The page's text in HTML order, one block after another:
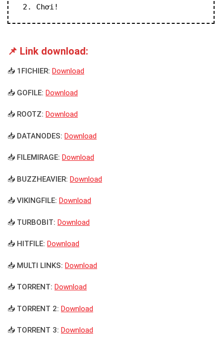
2. Chơi!
📌 Link download:
📥 1FICHIER: Download
📥 GOFILE: Download
📥 ROOTZ: Download
📥 DATANODES: Download
📥 FILEMIRAGE: Download
📥 BUZZHEAVIER: Download
📥 VIKINGFILE: Download
📥 TURBOBIT: Download
📥 HITFILE: Download
📥 MULTI LINKS: Download
📥 TORRENT: Download
📥 TORRENT 2: Download
📥 TORRENT 3: Download